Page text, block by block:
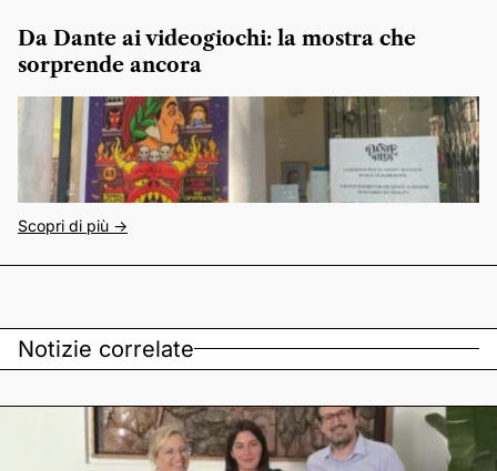
Da Dante ai videogiochi: la mostra che
sorprende ancora
Scopri di più ->
Notizie correlate